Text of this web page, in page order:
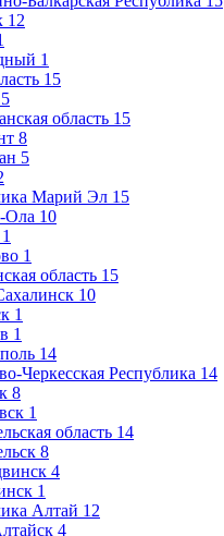
12
1
15
область 15
8
5
Марий Эл 15
Ола 10
1
1
область 15
10
1
1
14
Черкесская Республика 14
8
1
область 14
8
4
1
Алтай 12
4